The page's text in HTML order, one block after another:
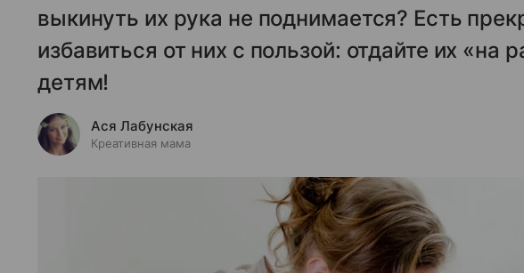
выкинуть их рука не поднимается? Есть
избавиться от них с пользой: отдайте их «на
детям!
Ася Лабунская
Креативная мама